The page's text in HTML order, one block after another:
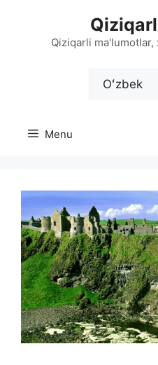
Qiziqarli
Choose
Menu